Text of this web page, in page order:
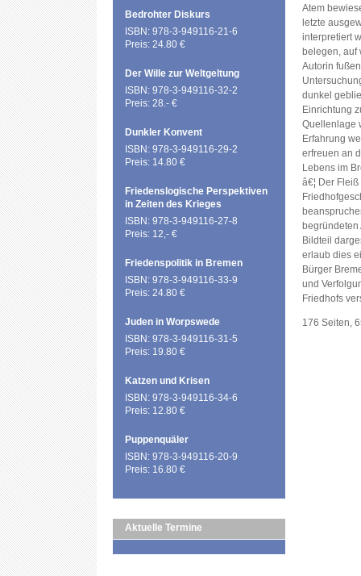
Bedrohter Diskurs
ISBN: 978-3-949116-21-6
Preis: 24.80 €
Der Wille zur Weltgeltung
ISBN: 978-3-949116-32-2
Preis: 28.- €
Dunkler Konvent
ISBN: 978-3-949116-29-2
Preis: 14.80 €
Friedenslogische Perspektiven
in Zeiten des Krieges
ISBN: 978-3-949116-27-8
Preis: 12,- €
Friedenspolitik in Bremen
ISBN: 978-3-949116-33-9
Preis: 24.80 €
Juden in Worpswede
ISBN: 978-3-949116-31-5
Preis: 19.80 €
Katzen und Krisen
ISBN: 978-3-949116-34-6
Preis: 12.80 €
Puppenquäler
ISBN: 978-3-949116-20-9
Preis: 16.80 €
Aktuelle Termine
Atem
letzte
interpretiert
belegen, auf
Autorin
dunkel
Einrichtung
Quellenlage
Erfahrung
erfreuen an
Lebens im
â€¦ Der
begründeten
Bildteil
erlaub dies
Bürger
und
Friedhofs
176 Seiten,